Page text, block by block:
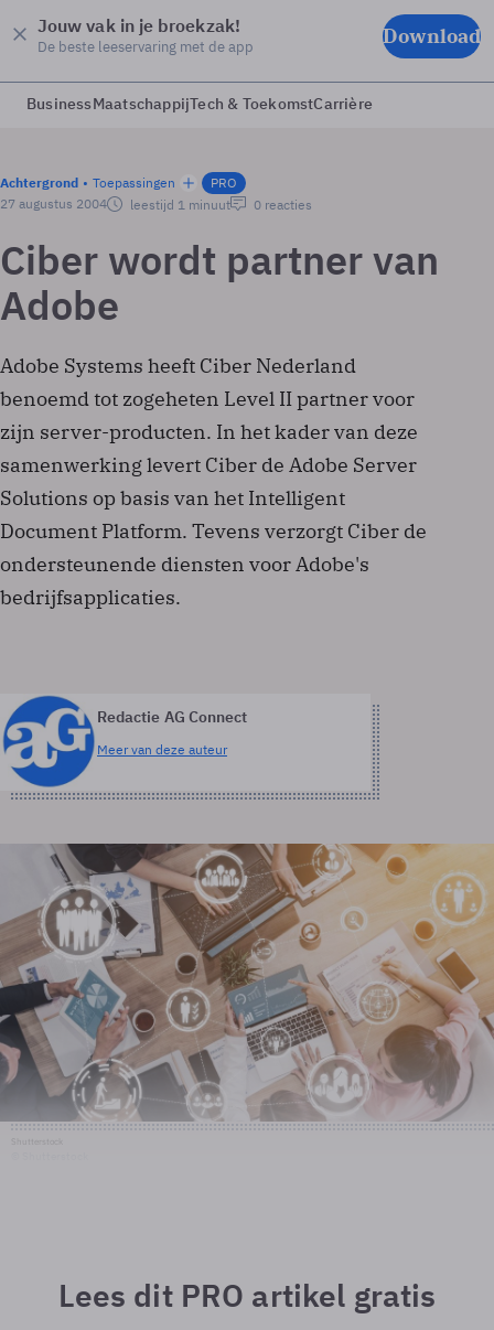
Jouw vak in je broekzak!
De beste leeservaring met de app Download
BusinessMaatschappijTech & ToekomstCarrière
Achtergrond Toepassingen
PRO
27 augustus 2004
leestijd 1 minuut 0 reacties
Ciber wordt partner van
Adobe
Adobe Systems heeft Ciber Nederland
benoemd tot zogeheten Level II partner voor
zijn server-producten. In het kader van deze
samenwerking levert Ciber de Adobe Server
Solutions op basis van het Intelligent
Document Platform. Tevens verzorgt Ciber de
ondersteunende diensten voor Adobe's
bedrijfsapplicaties.
Redactie AG Connect
Meer van deze auteur
Lees dit PRO artikel gratis